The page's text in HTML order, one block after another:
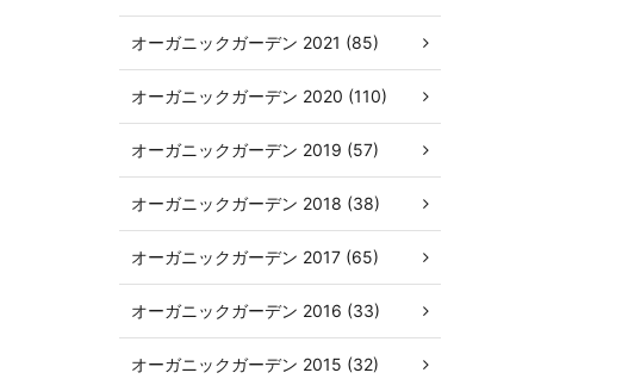
オーガニックガーデン 2021 (85)
オーガニックガーデン 2020 (110)
オーガニックガーデン 2019 (57)
オーガニックガーデン 2018 (38)
オーガニックガーデン 2017 (65)
オーガニックガーデン 2016 (33)
オーガニックガーデン 2015 (32)